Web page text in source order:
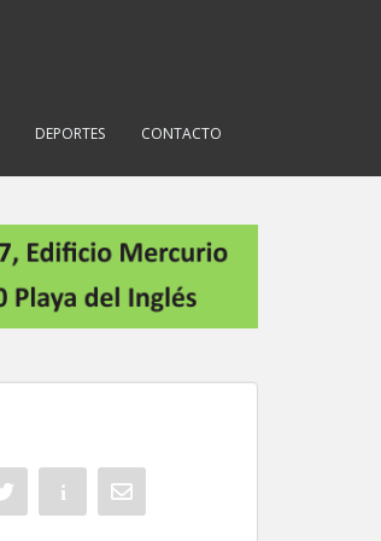
DEPORTES CONTACTO